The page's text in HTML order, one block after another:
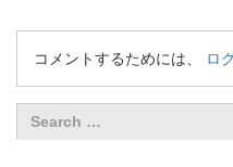
コメントするためには、 ロ